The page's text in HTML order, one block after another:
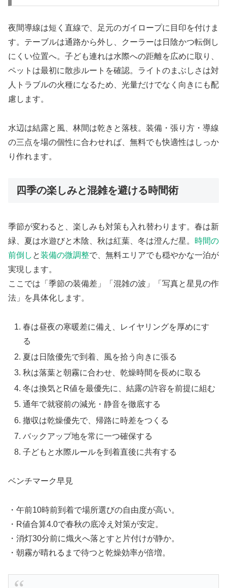
夜間導線は短く直線で、足元のガイロープに目印を付けま
す。テーブルは通路から外し、クーラーは日陰かつ転倒し
にくい位置へ。子ども連れは水際への距離を広めに取り、
ペットは最初に散歩ルートを確認。ライトのまぶしさは対
人トラブルの火種になるため、光量だけでなく向きにも配
慮します。
水辺は結露と風、林間は乾きと落枝。装備・張り方・導線
の三点を場の個性に合わせれば、無料でも快適性はしっか
り作れます。
四季の楽しみと混雑を避ける時間術
季節が変わると、楽しみも対策も入れ替わります。春は新
緑、夏は水遊びと木陰、秋は紅葉、冬は澄んだ星。 時間の
前倒し と装備の微調整で、無料エリアでも穏やかな一泊が
実現します。
ここでは「季節の装備差」「混雑の波」「写真と星見の作
法」を具体化します。
春は昼夜の寒暖差に備え、レイヤリングを厚めにす
る
夏は日陰優先で到着、風を拾う向きに張る
秋は落葉と朝霧に合わせ、乾燥時間を長めに取る
冬は換気とR値を最優先に、結露の許容を前提に組む
通年で就寝前の減光・静音を徹底する
撤収は乾燥優先で、帰路に時差をつくる
バックアップ地を常に一つ確保する
子どもと水際ルールを到着直後に共有する
ベンチマーク早見
・午前10時前到着で場所選びの自由度が高い。
・R値合算4.0で春秋の底冷え対策が安定。
・消灯30分前に熾火へ落とすと片付けが静か。
・朝霧が晴れるまで待つと乾燥効率が倍増。